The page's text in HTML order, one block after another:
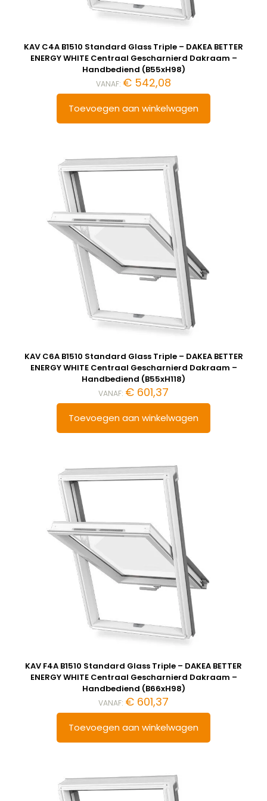
KAV C4A B1510 Standard Glass Triple – DAKEA BETTER
ENERGY WHITE Centraal Gescharnierd Dakraam –
Handbediend (B55xH98)
VANAF: € 542,08
Toevoegen aan winkelwagen
KAV C6A B1510 Standard Glass Triple – DAKEA BETTER
ENERGY WHITE Centraal Gescharnierd Dakraam –
Handbediend (B55xH118)
VANAF: € 601,37
Toevoegen aan winkelwagen
KAV F4A B1510 Standard Glass Triple – DAKEA BETTER
ENERGY WHITE Centraal Gescharnierd Dakraam –
Handbediend (B66xH98)
VANAF: € 601,37
Toevoegen aan winkelwagen